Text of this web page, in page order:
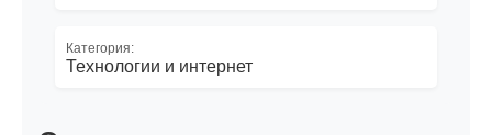
Категория:
Технологии и интернет